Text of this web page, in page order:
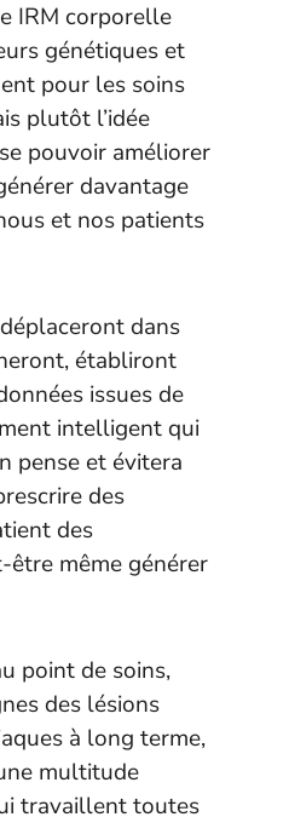
IRM corporelle
génétiques et
pour les soins
plutôt l’idée
pouvoir améliorer
davantage
et nos patients
dans
établiront
issues de
intelligent qui
pense et évitera
des
des
même générer
point de soins,
des lésions
à long terme,
multitude
travaillent toutes